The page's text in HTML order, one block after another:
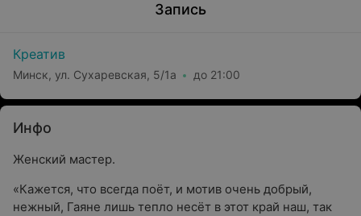
Запись
Креатив
Минск, ул. Сухаревская, 5/1а до 21:00
Инфо
Женский мастер.
«Кажется, что всегда поёт, и мотив очень добрый,
нежный, Гаяне лишь тепло несёт в этот край наш, так